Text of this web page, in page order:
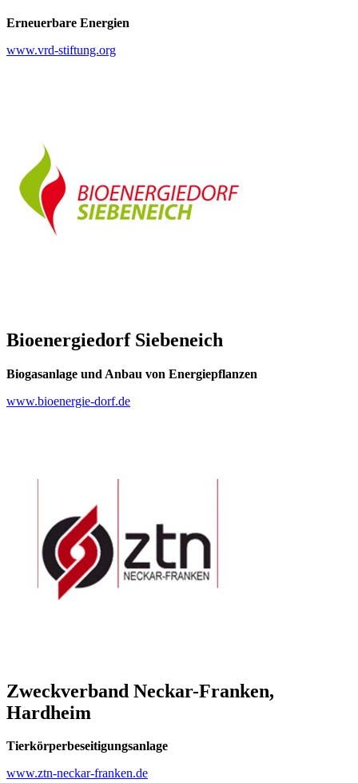
Erneuerbare Energien
www.vrd-stiftung.org
Bioenergiedorf Siebeneich
Biogasanlage und Anbau von Energiepflanzen
www.bioenergie-dorf.de
Zweckverband Neckar-Franken,
Hardheim
Tierkörperbeseitigungsanlage
www.ztn-neckar-franken.de